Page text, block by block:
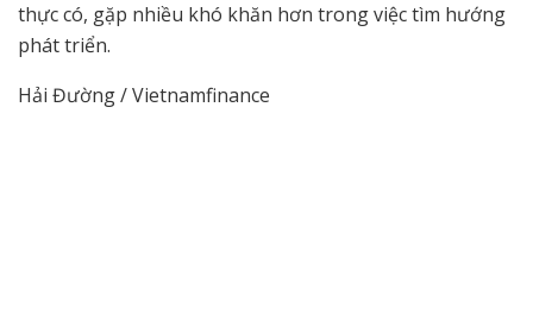
thực có, gặp nhiều khó khăn hơn trong việc tìm hướng
phát triển.
Hải Đường / Vietnamfinance